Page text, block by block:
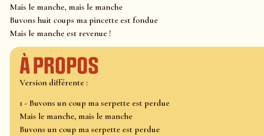
Mais le manche, mais le manche
Buvons huit coups ma pincette est fondue
Mais le manche est revenue !
À propos
Version différente :
1 - Buvons un coup ma serpette est perdue
Mais le manche, mais le manche
Buvons un coup ma serpette est perdue